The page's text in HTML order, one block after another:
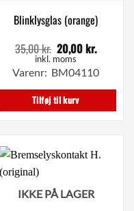
Blinklysglas (orange)
35,00kr. Den
oprindelige
pris
var:
35,00 kr..
20,00kr.
pris
er:
20,00
inkl. moms
Varenr: BM04110
Tilføj til kurv
IKKE PÅ LAGER